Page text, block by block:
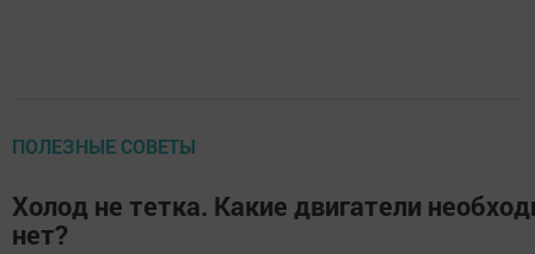
ПОЛЕЗНЫЕ СОВЕТЫ
Холод не тетка. Какие двигатели
нет?